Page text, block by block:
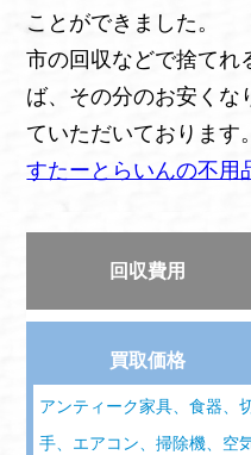
ことができました。
市の回収などで捨てれ
ば、その分のお安くな
ていただいております。
すたーとらいんの不用
回収費用
買取価格
アンティーク家具、食器、
手、エアコン、掃除機、空